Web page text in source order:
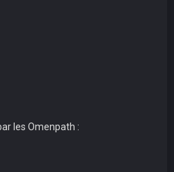
les Omenpath :